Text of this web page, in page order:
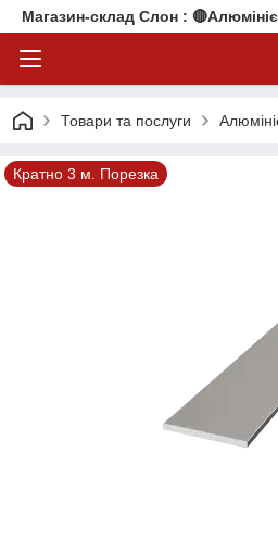
Магазин-склад Слон :
Товари та послуги
Кратно 3 м. Порезка